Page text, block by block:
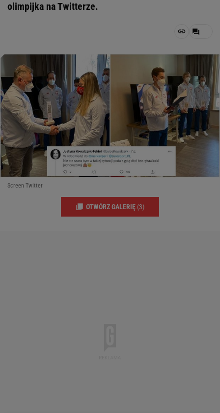
olimpijka na Twitterze.
Screen Twitter
OTWÓRZ GALERIĘ (3)